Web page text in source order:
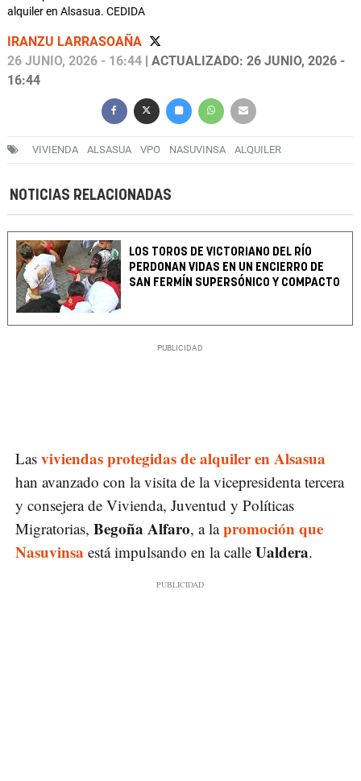
alquiler en Alsasua. CEDIDA
IRANZU LARRASOAÑA
26 JUNIO, 2026 - 16:44 | ACTUALIZADO: 26 JUNIO, 2026 -
16:44
VIVIENDA ALSASUA VPO NASUVINSA ALQUILER
NOTICIAS RELACIONADAS
LOS TOROS DE VICTORIANO DEL RÍO
PERDONAN VIDAS EN UN ENCIERRO DE
SAN FERMÍN SUPERSÓNICO Y COMPACTO
Las viviendas protegidas de alquiler en Alsasua
han avanzado con la visita de la vicepresidenta tercera
y consejera de Vivienda, Juventud y Políticas
Migratorias, Begoña Alfaro, a lapromoción que
Nasuvinsa está impulsando en la calle Ualdera.